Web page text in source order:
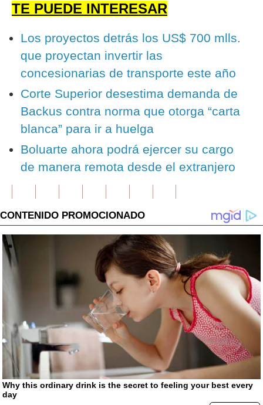
TE PUEDE INTERESAR
Los proyectos detrás los US$ 700 mlls.
que proyectan invertir las
concesionarias de transporte este año
Corte Superior desestima demanda de
Backus contra norma que otorga “carta
blanca” para ir a huelga
Boluarte ahora podrá ejercer su cargo
de manera remota desde el extranjero